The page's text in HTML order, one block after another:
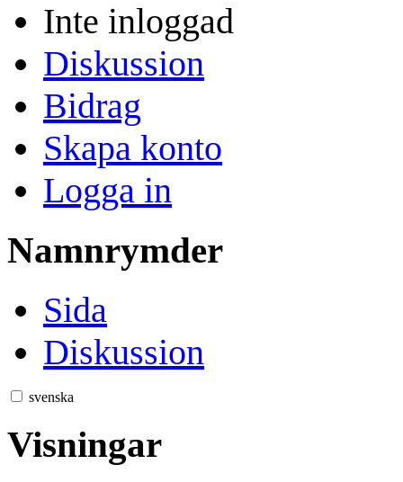
Inte inloggad
Diskussion
Bidrag
Skapa konto
Logga in
Namnrymder
Sida
Diskussion
svenska
Visningar